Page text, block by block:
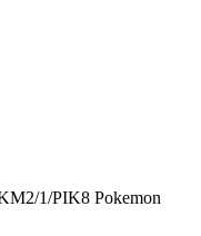
1/PIK8 Pokemon